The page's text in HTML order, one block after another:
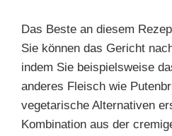
Das Beste an diesem
Sie können das Gericht
indem Sie beispielsweise
anderes Fleisch wie
vegetarische Alternativen
Kombination aus der